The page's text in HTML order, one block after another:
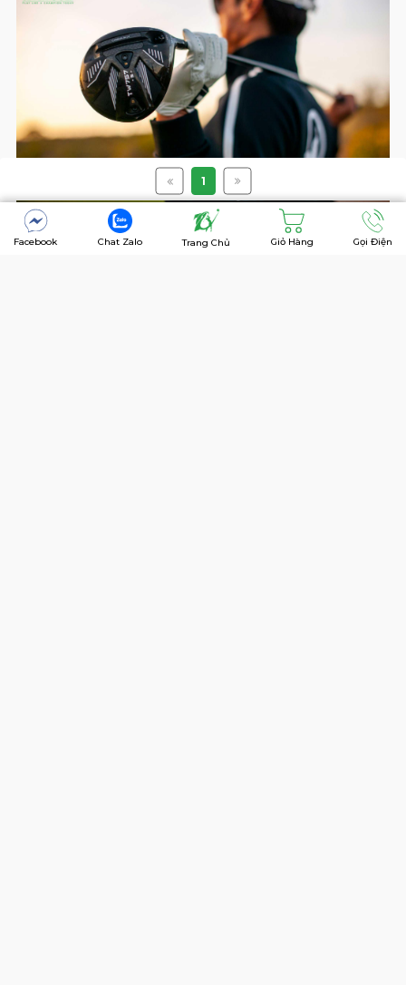
1
Hiện tại, các dòng gậy Honma Tour world được bán
Facebook Chat Zalo Trang Chủ Giỏ Hàng Gọi Điện